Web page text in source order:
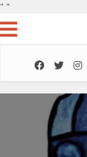
" "